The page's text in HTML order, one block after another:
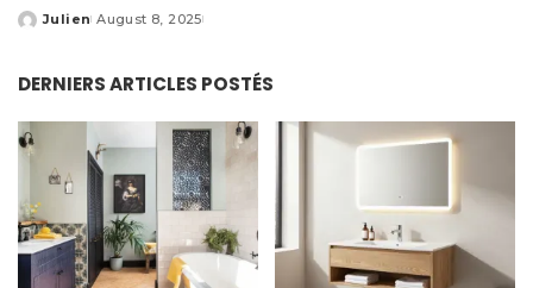
Posted
Julien August 8, 2025
DERNIERS ARTICLES POSTÉS